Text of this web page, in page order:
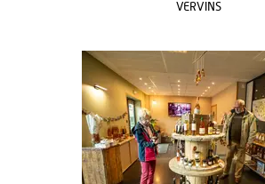
VERVINS